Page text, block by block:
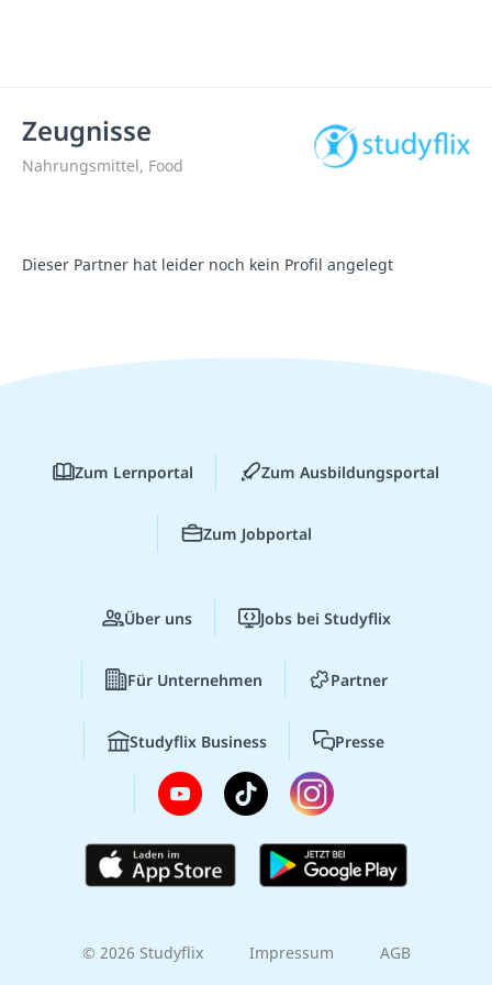
Zeugnisse
Nahrungsmittel, Food
Dieser Partner hat leider noch kein Profil angelegt
Zum Lernportal Zum Ausbildungsportal
Zum Jobportal
Über uns Jobs bei Studyflix
Für Unternehmen Partner
Studyflix Business Presse
© 2026 Studyflix Impressum AGB